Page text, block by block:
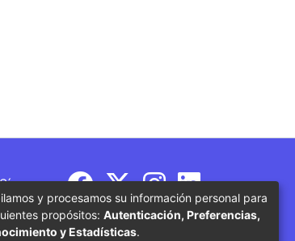
Síguenos
y procesamos su información personal para
propósitos: Autenticación, Preferencias,
y Estadísticas.